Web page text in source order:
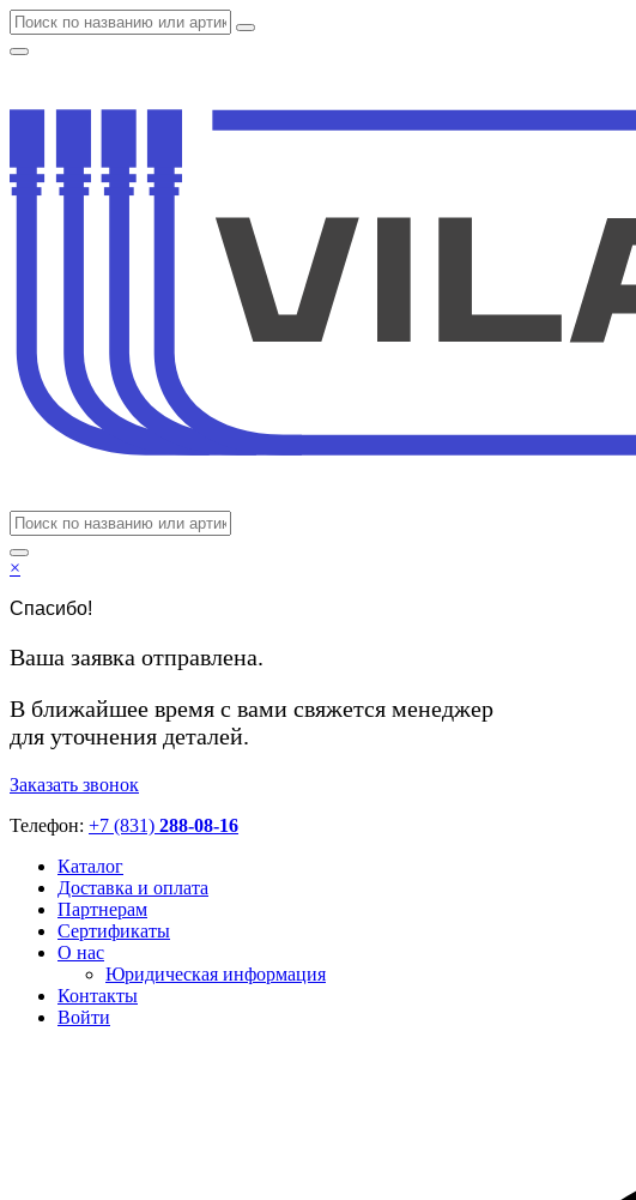
×
Спасибо!
Ваша заявка отправлена.
В ближайшее время с вами свяжется менеджер
для уточнения деталей.
Заказать звонок
Телефон: +7 (831) 288-08-16
Каталог
Доставка и оплата
Партнерам
Сертификаты
О нас
Юридическая информация
Контакты
Войти